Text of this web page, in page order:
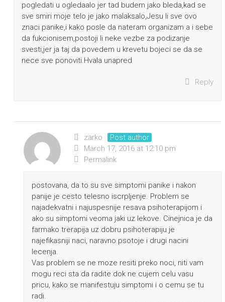
pogledati u ogledaalo jer tad budem jako bleda,kad se
sve smiri moje telo je jako malaksalo,Jesu li sve ovo
znaci panike,i kako posle da nateram organizam a i sebe
da fukcionisem,postoji li neke vezbe za podizanje
svesti,jer ja taj da povedem u krevetu bojeci se da se
nece sve ponoviti.Hvala unapred
Reply
zarko
Post author
March 17, 2016 at 12:10 pm
Permalink
postovana, da to su sve simptomi panike i nakon
panije je cesto telesno iscrpljenje. Problem se
najadekvatni i najuspesnije resava psihoterapijom i
ako su simptomi veoma jaki uz lekove. Cinejnica je da
farmako trerapija uz dobru psihoterapiju je
najefikasniji naci, naravno psotoje i drugi nacini
lecenja.
Vas problem se ne moze resiti preko noci, niti vam
mogu reci sta da radite dok ne cujem celu vasu
pricu, kako se manifestuju simptomi i o cemu se tu
radi.